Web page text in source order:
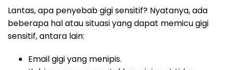
Lantas, apa penyebab gigi sensitif? Nyatanya, ada
beberapa hal atau situasi yang dapat memicu gigi
sensitif, antara lain:
Email gigi yang menipis.